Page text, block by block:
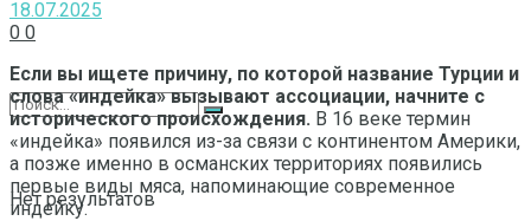
Нет результатов
18.07.2025
0 0
Если вы ищете причину, по которой название Турции и
слова «индейка» вызывают ассоциации, начните с
исторического происхождения. В 16 веке термин
«индейка» появился из-за связи с континентом Америки,
а позже именно в османских территориях появились
первые виды мяса, напоминающие современное
индейку.